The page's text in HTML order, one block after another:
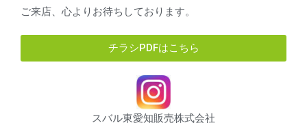
ご来店、心よりお待ちしております。
チラシPDFはこちら
スバル東愛知販売株式会社